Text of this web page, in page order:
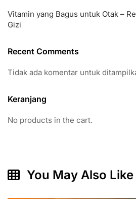
Vitamin yang Bagus untuk Otak –
Gizi
Recent Comments
Tidak ada komentar untuk
Keranjang
No products in the cart.
You May Also